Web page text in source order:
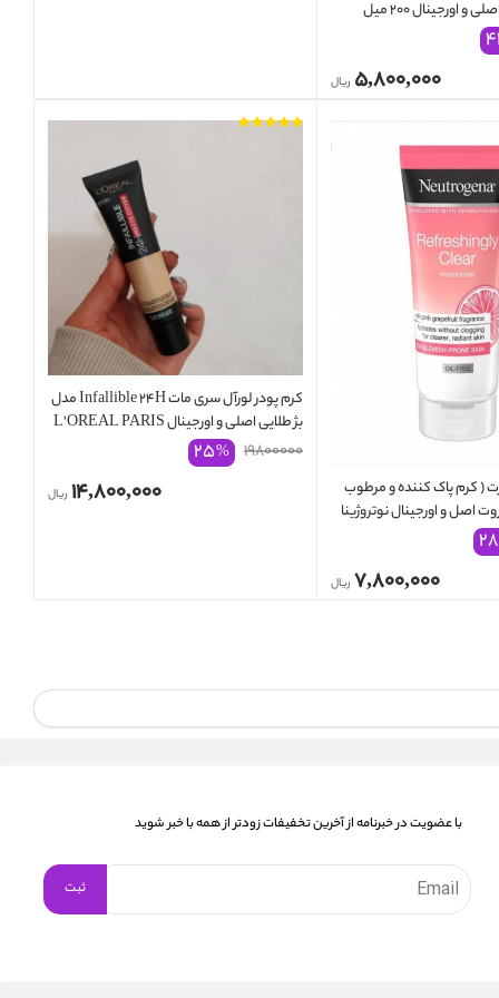
فروت نوتروژینا اصلی و اورجینال ۲۰۰ میل
Neutrogena ۴۱
۵,۸۰۰,۰۰۰ ریال
( کرم پاک کننده و مرطوب
کننده ) گریپ فروت اصل و اورجینال نوتروژینا
Neutrogena۲۸
۷,۸۰۰,۰۰۰ ریال
کرم پودر لورآل سری مات Infallible 24H مدل
بژ طلایی اصلی و اورجینال L'OREAL PARIS
30 MIL
۱۹۸۰۰۰۰۰ ۲۵%
۱۴,۸۰۰,۰۰۰ ریال
با عضویت در خبرنامه از آخرین تخفیفات زودتر از همه با خبر شوید